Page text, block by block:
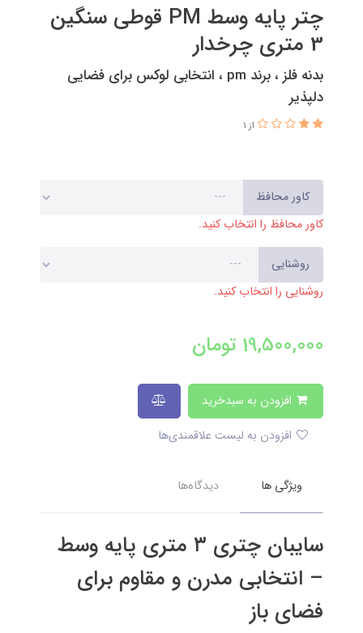
چتر پایه وسط PM قوطی سنگین
3 متری چرخدار
بدنه فلز ، برند pm ، انتخابی لوکس برای فضایی
دلپذیر
از 1
کاور محافظ
کاور محافظ را انتخاب کنید.
روشنایی
روشنایی را انتخاب کنید.
19,500,000 تومان
ویژگی ها دیدگاه‌ها
سایبان چتری ۳ متری پایه وسط
– انتخابی مدرن و مقاوم برای
فضای باز